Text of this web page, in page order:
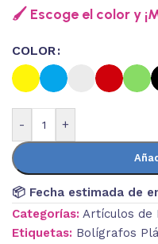
🖌️ Escoge el color y
COLOR
- +
📦 Fecha estimada de
Categorías: Artículos de
Etiquetas: Bolígrafos